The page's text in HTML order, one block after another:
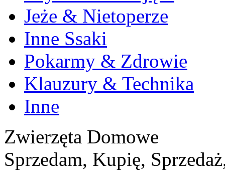
Jeże & Nietoperze
Inne Ssaki
Pokarmy & Zdrowie
Klauzury & Technika
Inne
Zwierzęta Domowe
Sprzedam, Kupię,